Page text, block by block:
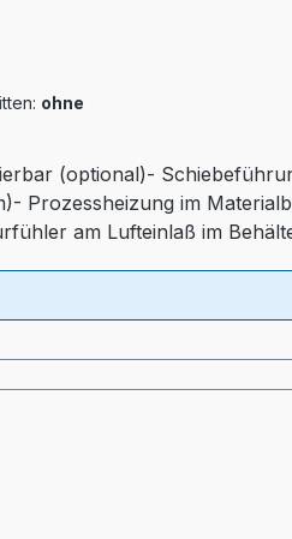
ohne
(optional)-
Prozessheizung im
am Lufteinlaß im